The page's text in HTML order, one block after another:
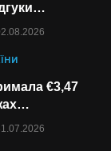
€3,47